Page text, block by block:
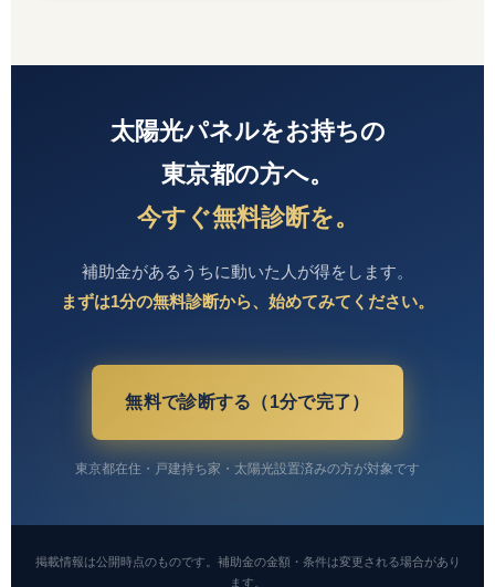
太陽光パネルをお持ちの
東京都の方へ。
今すぐ無料診断を。
補助金があるうちに動いた人が得をします。
まずは1分の無料診断から、始めてみてください。
無料で診断する（1分で完了）
東京都在住・戸建持ち家・太陽光設置済みの方が対象です
掲載情報は公開時点のものです。補助金の金額・条件は変更される場合があり
ます。